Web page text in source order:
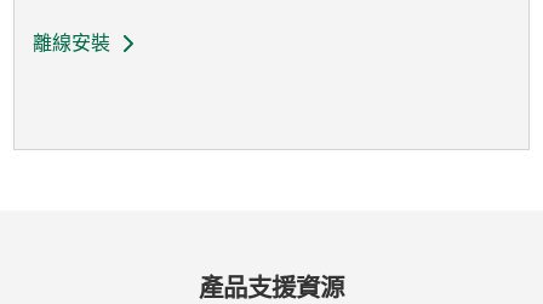
離線安裝
產品支援資源